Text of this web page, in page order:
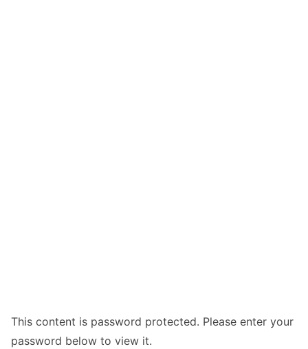
This content is password protected. Please enter your
password below to view it.